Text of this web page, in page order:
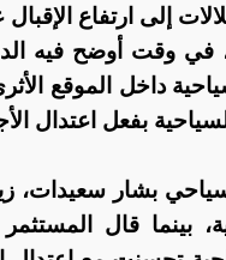
إلى ارتفاع
في وقت أوضح فيه
داخل الموقع
بفعل اعتدال
بشار سعيدات،
بينما قال